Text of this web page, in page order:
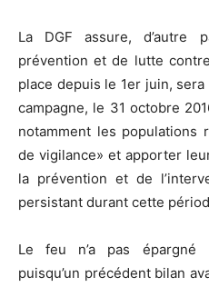
La DGF assure,
prévention et de lutte
place depuis le 1er juin,
campagne, le 31 octobre
notamment les populations
de vigilance» et apporter
la prévention et de
persistant durant cette
Le feu n’a pas épargné
puisqu’un précédent bilan